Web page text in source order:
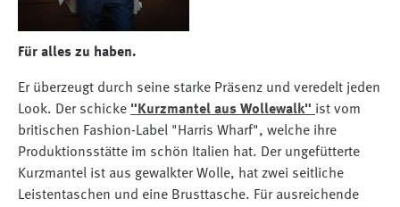
Für alles zu haben.
Er überzeugt durch seine starke Präsenz und veredelt jeden
Look. Der schicke "Kurzmantel aus Wollewalk" ist vom
britischen Fashion-Label "Harris Wharf", welche ihre
Produktionsstätte im schön Italien hat. Der ungefütterte
Kurzmantel ist aus gewalkter Wolle, hat zwei seitliche
Leistentaschen und eine Brusttasche. Für ausreichende